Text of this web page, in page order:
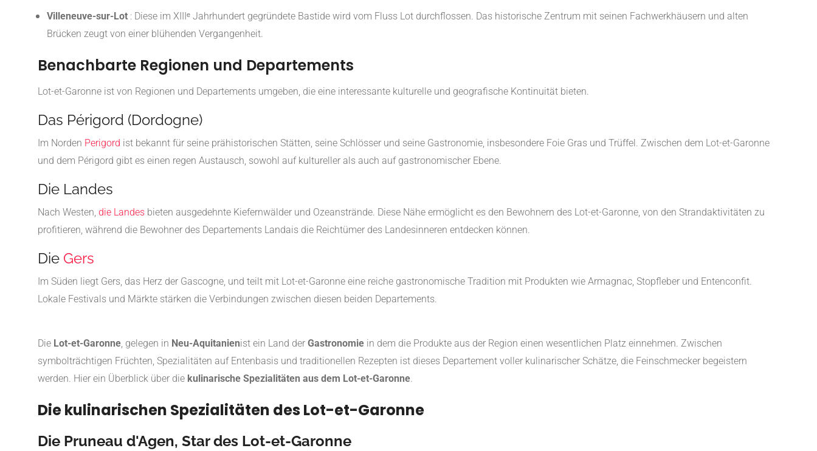
Villeneuve-sur-Lot : Diese im XIIIᵉ Jahrhundert gegründete Bastide wird vom Fluss Lot durchflossen. Das historische Zentrum mit seinen Fachwerkhäusern und alten
Brücken zeugt von einer blühenden Vergangenheit.
Benachbarte Regionen und Departements
Lot-et-Garonne ist von Regionen und Departements umgeben, die eine interessante kulturelle und geografische Kontinuität bieten.
Das Périgord (Dordogne)
Im Norden Perigord ist bekannt für seine prähistorischen Stätten, seine Schlösser und seine Gastronomie, insbesondere Foie Gras und Trüffel. Zwischen dem Lot-et-Garonne
und dem Périgord gibt es einen regen Austausch, sowohl auf kultureller als auch auf gastronomischer Ebene.
Die Landes
Nach Westen, die Landes bieten ausgedehnte Kiefernwälder und Ozeanstrände. Diese Nähe ermöglicht es den Bewohnern des Lot-et-Garonne, von den Strandaktivitäten zu
profitieren, während die Bewohner des Departements Landais die Reichtümer des Landesinneren entdecken können.
Die Gers
Im Süden liegt Gers, das Herz der Gascogne, und teilt mit Lot-et-Garonne eine reiche gastronomische Tradition mit Produkten wie Armagnac, Stopfleber und Entenconfit.
Lokale Festivals und Märkte stärken die Verbindungen zwischen diesen beiden Departements.
Die Lot-et-Garonne, gelegen in Neu-Aquitanienist ein Land der Gastronomie in dem die Produkte aus der Region einen wesentlichen Platz einnehmen. Zwischen
symbolträchtigen Früchten, Spezialitäten auf Entenbasis und traditionellen Rezepten ist dieses Departement voller kulinarischer Schätze, die Feinschmecker begeistern
werden. Hier ein Überblick über die kulinarische Spezialitäten aus dem Lot-et-Garonne.
Die kulinarischen Spezialitäten des Lot-et-Garonne
Die Pruneau d'Agen, Star des Lot-et-Garonne